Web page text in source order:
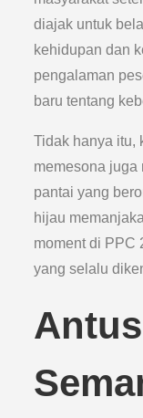
diajak untuk
kehidupan dan
pengalaman
baru tentang
Tidak hanya itu,
memesona juga
pantai yang
hijau
moment di PPC
yang selalu